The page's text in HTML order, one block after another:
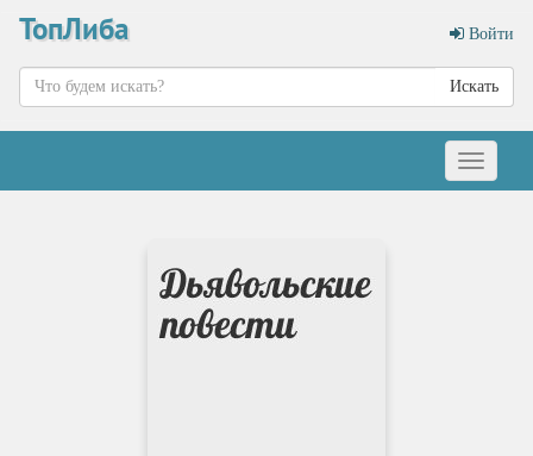
ТопЛиба Войти
Искать
Меню